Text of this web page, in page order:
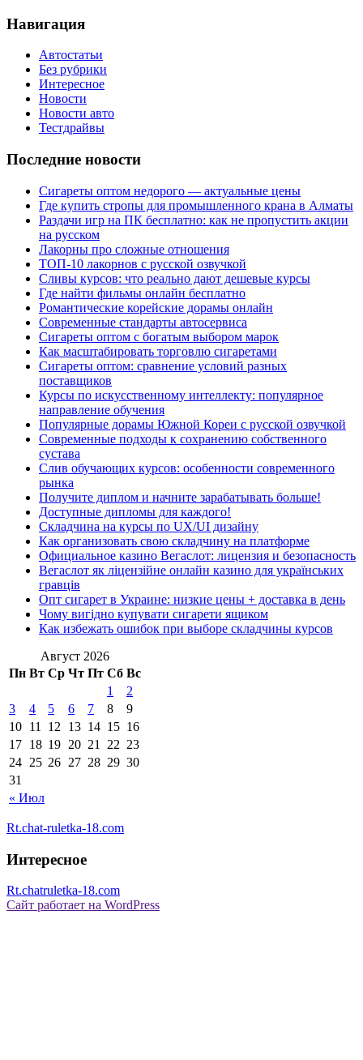
Навигация
Автостатьи
Без рубрики
Интересное
Новости
Новости авто
Тестдрайвы
Последние новости
Сигареты оптом недорого — актуальные цены
Где купить стропы для промышленного крана в Алматы
Раздачи игр на ПК бесплатно: как не пропустить акции
на русском
Лакорны про сложные отношения
ТОП-10 лакорнов с русской озвучкой
Сливы курсов: что реально дают дешевые курсы
Где найти фильмы онлайн бесплатно
Романтические корейские дорамы онлайн
Современные стандарты автосервиса
Сигареты оптом с богатым выбором марок
Как масштабировать торговлю сигаретами
Сигареты оптом: сравнение условий разных
поставщиков
Курсы по искусственному интеллекту: популярное
направление обучения
Популярные дорамы Южной Кореи с русской озвучкой
Современные подходы к сохранению собственного
сустава
Слив обучающих курсов: особенности современного
рынка
Получите диплом и начните зарабатывать больше!
Доступные дипломы для каждого!
Складчина на курсы по UX/UI дизайну
Как организовать свою складчину на платформе
Официальное казино Вегаслот: лицензия и безопасность
Вегаслот як ліцензійне онлайн казино для українських
гравців
Опт сигарет в Украине: низкие цены + доставка в день
Чому вигідно купувати сигарети ящиком
Как избежать ошибок при выборе складчины курсов
Август 2026
Пн Вт Ср Чт Пт Сб Вс
« Июл
1
2
3
4 5 6 7 8
9
10 11 12 13 14 15 16
17 18 19 20 21 22 23
24 25 26 27 28 29 30
31
Rt.chat-ruletka-18.com
Интересное
Rt.chatruletka-18.com
Сайт работает на WordPress